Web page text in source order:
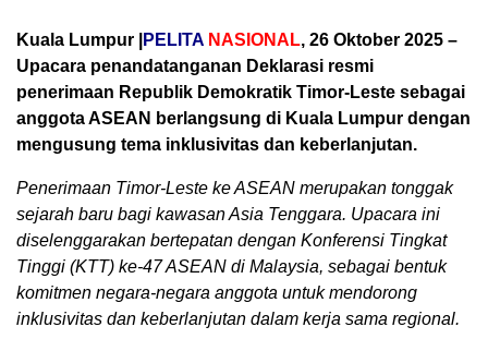
Kuala Lumpur | PELITA NASIONAL, 26 Oktober 2025 –
Upacara penandatanganan Deklarasi resmi
penerimaan Republik Demokratik Timor-Leste sebagai
anggota ASEAN berlangsung di Kuala Lumpur dengan
mengusung tema inklusivitas dan keberlanjutan.
Penerimaan Timor-Leste ke ASEAN merupakan tonggak
sejarah baru bagi kawasan Asia Tenggara. Upacara ini
diselenggarakan bertepatan dengan Konferensi Tingkat
Tinggi (KTT) ke-47 ASEAN di Malaysia, sebagai bentuk
komitmen negara-negara anggota untuk mendorong
inklusivitas dan keberlanjutan dalam kerja sama regional.